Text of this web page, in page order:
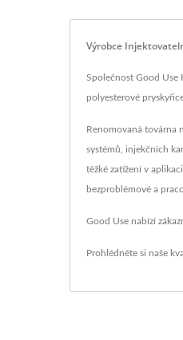
Výrobce
Společnost Good Use
polyesterové
Renomovaná továrna
systémů, injekčních
těžké zatížení v
bezproblémové a
Good Use nabízí
Prohlédněte si naše